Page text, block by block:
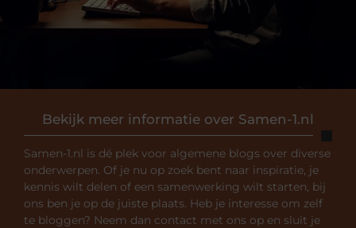
Bekijk meer informatie over Samen-1.nl
Samen-1.nl is dé plek voor algemene blogs over diverse
onderwerpen. Of je nu op zoek bent naar inspiratie, je
kennis wilt delen of een samenwerking wilt starten, bij
ons ben je op de juiste plaats. Heb je interesse om zelf
te bloggen? Neem dan contact met ons op en sluit je